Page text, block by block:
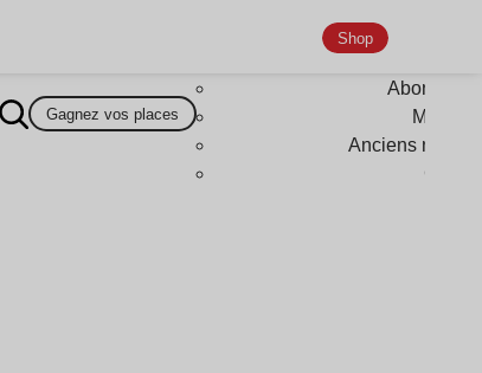
Gagnez vos places
Shop
Anciens